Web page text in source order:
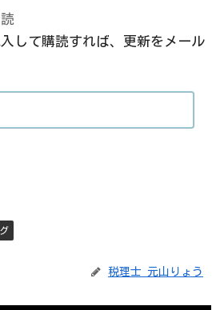
して購読すれば、更新をメール
税理士 元山りょう